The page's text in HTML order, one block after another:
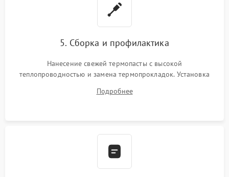
5. Сборка и профилактика
Нанесение свежей термопасты с высокой
теплопроводностью и замена термопрокладок. Установка
шлейфов, модулей памяти и накопителей. Предварительная
Подробнее